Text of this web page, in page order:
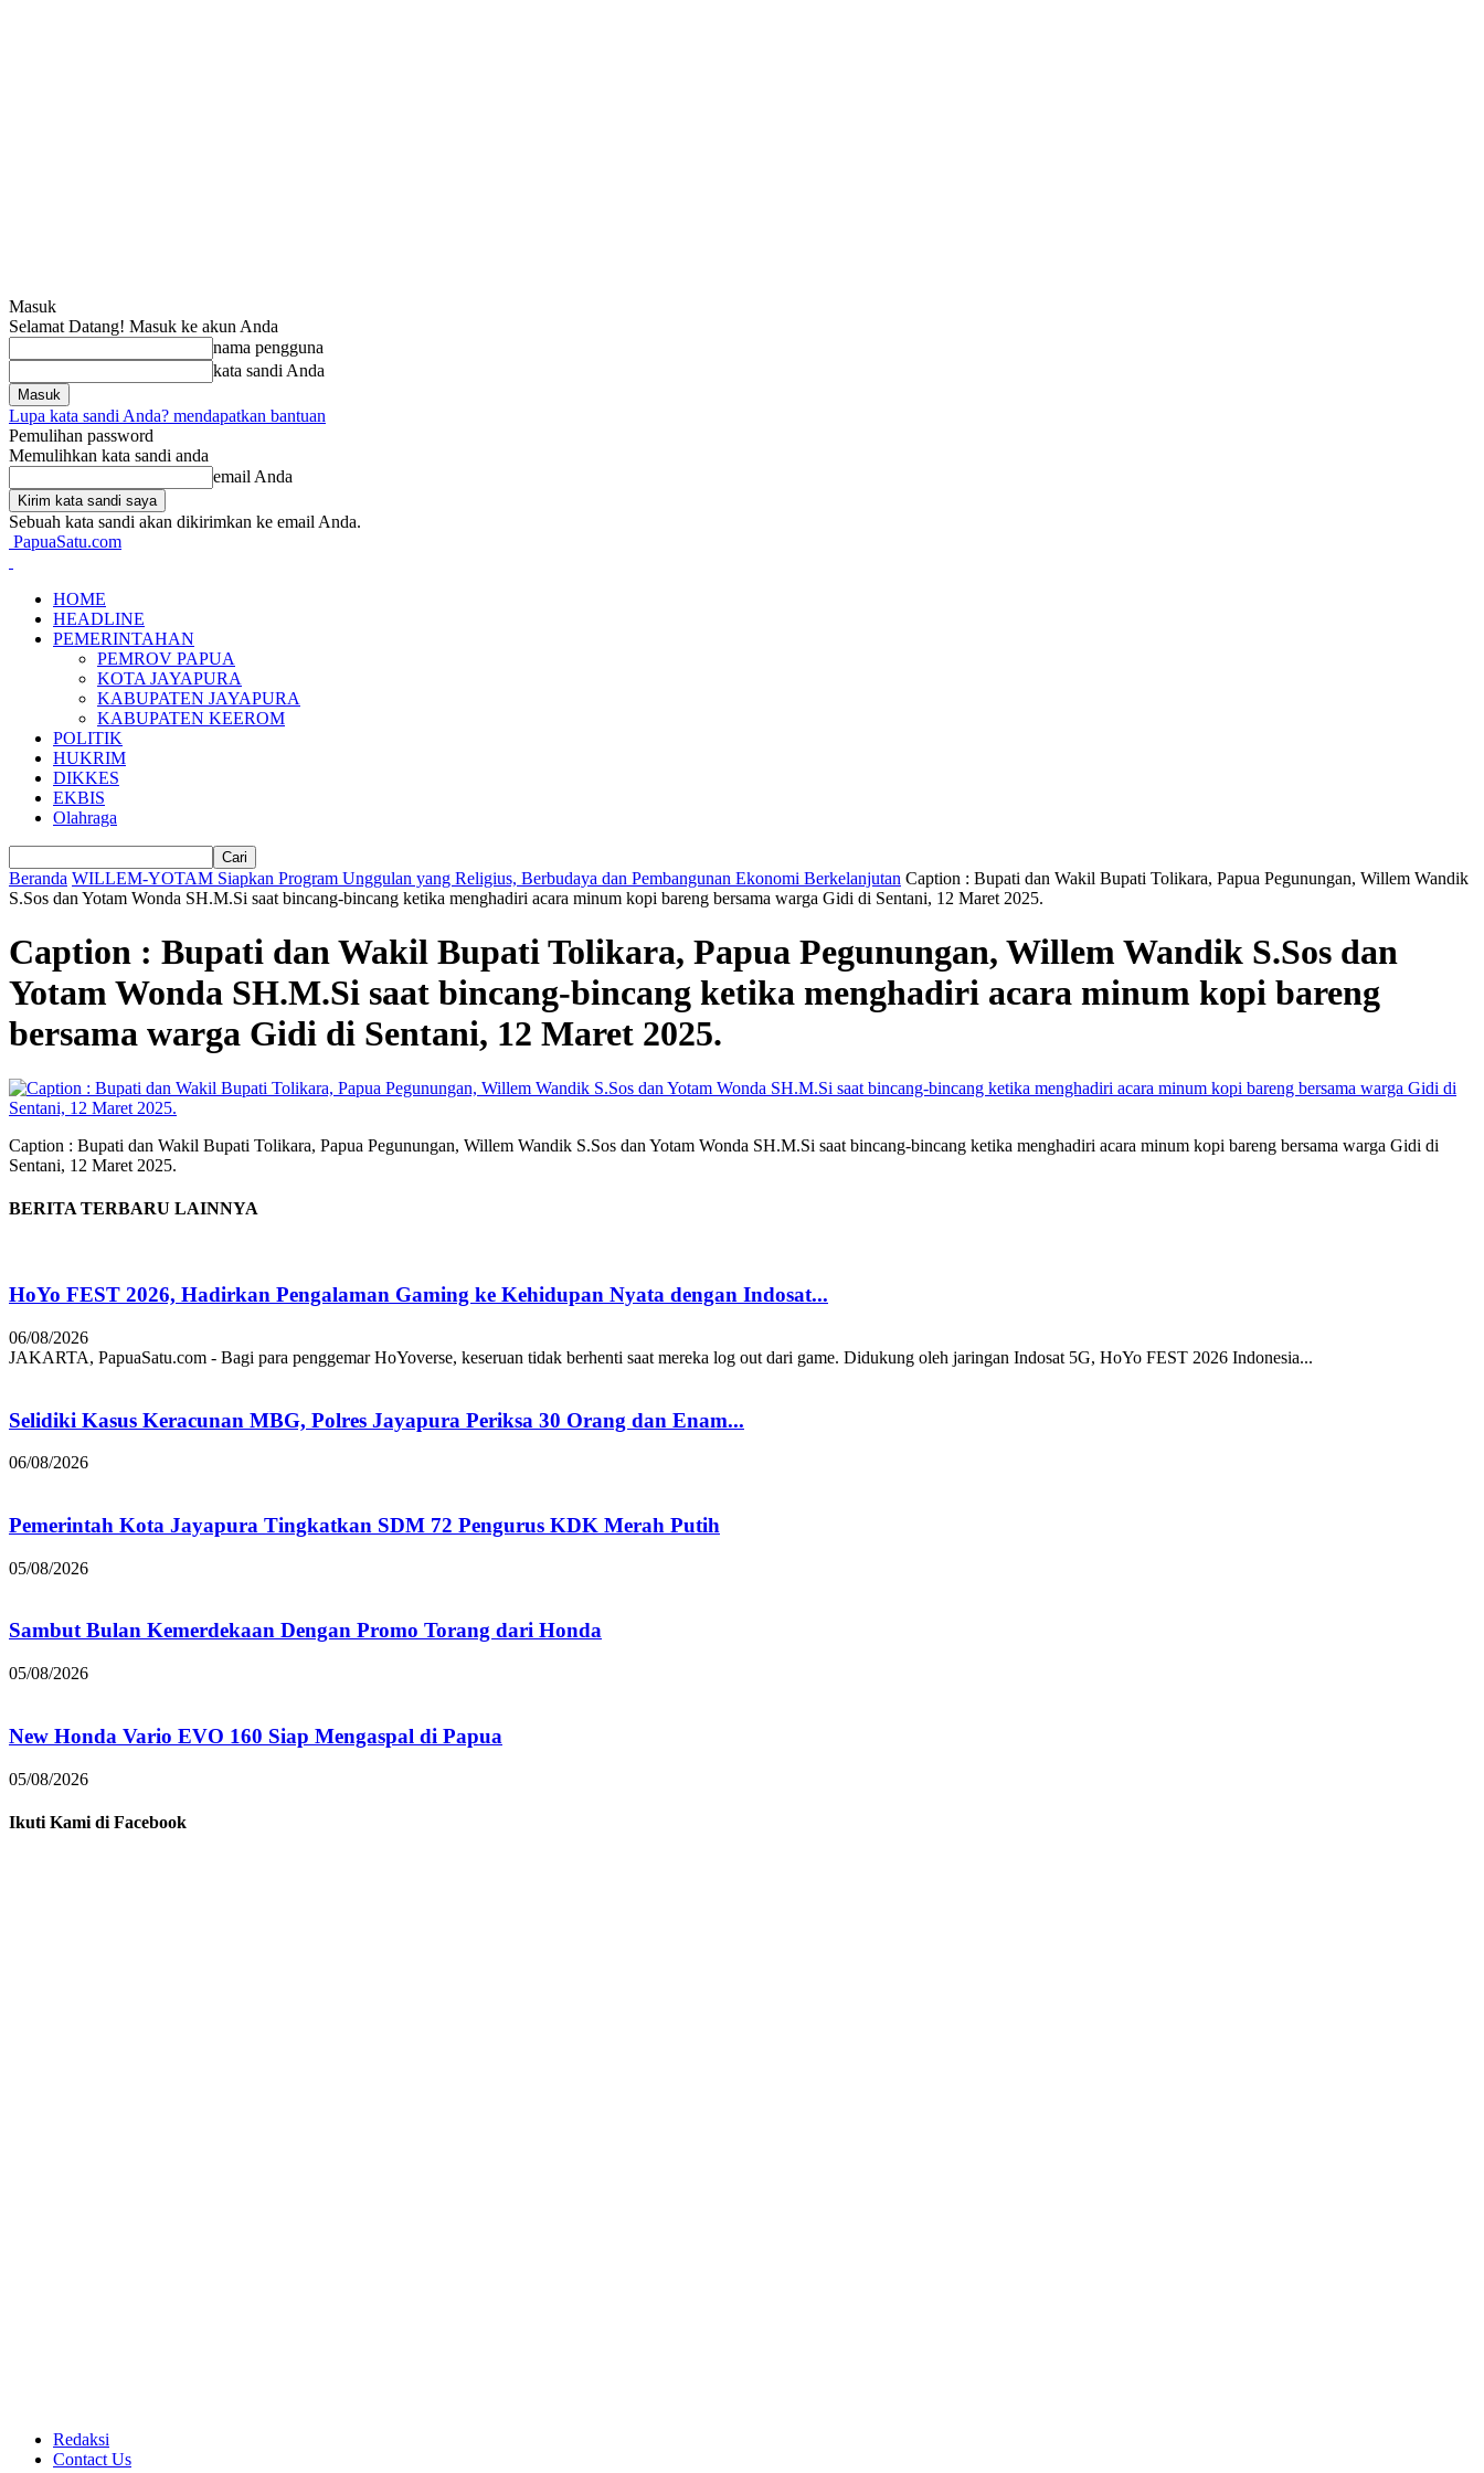
Masuk
Selamat Datang! Masuk ke akun Anda
nama pengguna
kata sandi Anda
Lupa kata sandi Anda? mendapatkan bantuan
Pemulihan password
Memulihkan kata sandi anda
email Anda
Sebuah kata sandi akan dikirimkan ke email Anda.
PapuaSatu.com
HOME
HEADLINE
PEMERINTAHAN
PEMROV PAPUA
KOTA JAYAPURA
KABUPATEN JAYAPURA
KABUPATEN KEEROM
POLITIK
HUKRIM
DIKKES
EKBIS
Olahraga
Beranda WILLEM-YOTAM Siapkan Program Unggulan yang Religius, Berbudaya dan Pembangunan Ekonomi Berkelanjutan Caption : Bupati dan Wakil Bupati Tolikara, Papua Pegunungan, Willem Wandik
S.Sos dan Yotam Wonda SH.M.Si saat bincang-bincang ketika menghadiri acara minum kopi bareng bersama warga Gidi di Sentani, 12 Maret 2025.
Caption : Bupati dan Wakil Bupati Tolikara, Papua Pegunungan, Willem Wandik S.Sos dan
Yotam Wonda SH.M.Si saat bincang-bincang ketika menghadiri acara minum kopi bareng
bersama warga Gidi di Sentani, 12 Maret 2025.
Caption : Bupati dan Wakil Bupati Tolikara, Papua Pegunungan, Willem Wandik S.Sos dan Yotam Wonda SH.M.Si saat bincang-bincang ketika menghadiri acara minum kopi bareng bersama warga Gidi di
Sentani, 12 Maret 2025.
BERITA TERBARU LAINNYA
HoYo FEST 2026, Hadirkan Pengalaman Gaming ke Kehidupan Nyata dengan Indosat...
06/08/2026
JAKARTA, PapuaSatu.com - Bagi para penggemar HoYoverse, keseruan tidak berhenti saat mereka log out dari game. Didukung oleh jaringan Indosat 5G, HoYo FEST 2026 Indonesia...
Selidiki Kasus Keracunan MBG, Polres Jayapura Periksa 30 Orang dan Enam...
06/08/2026
Pemerintah Kota Jayapura Tingkatkan SDM 72 Pengurus KDK Merah Putih
05/08/2026
Sambut Bulan Kemerdekaan Dengan Promo Torang dari Honda
05/08/2026
New Honda Vario EVO 160 Siap Mengaspal di Papua
05/08/2026
Ikuti Kami di Facebook
Redaksi
Contact Us